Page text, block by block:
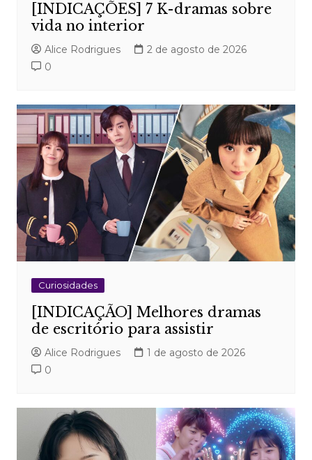
[INDICAÇÕES] 7 K-dramas sobre
vida no interior
Alice Rodrigues
2 de agosto de 2026
0
Curiosidades
[INDICAÇÃO] Melhores dramas
de escritório para assistir
Alice Rodrigues
1 de agosto de 2026
0